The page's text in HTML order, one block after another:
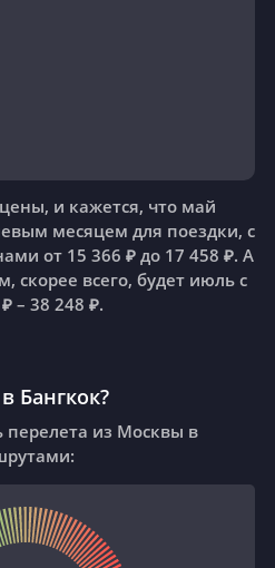
и кажется, что май
месяцем для поездки, с
от 15 366 ₽ до 17 458 ₽. А
скорее всего, будет июль с
– 38 248 ₽.
Бангкок?
из Москвы в